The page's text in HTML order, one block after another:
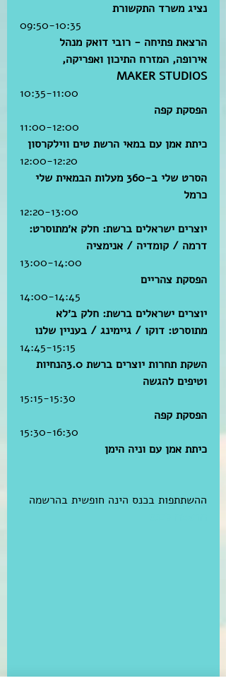
נציג משרד התקשורת
09:50-10:35
הרצאת פתיחה - רובי דואק מנהל
אירופה, המזרח התיכון ואפריקה,
MAKER STUDIOS
10:35-11:00
הפסקת קפה
11:00-12:00
כיתת אמן עם במאי הרשת טים ווילקרסון
12:00-12:20
הסרט שלי ב-360 מעלות הבמאית שלי
כרמל
12:20-13:00
יוצרים ישראלים ברשת: חלק א׳מתוסרט:
דרמה / קומדיה / אנימציה
13:00-14:00
הפסקת צהריים
14:00-14:45
יוצרים ישראלים ברשת: חלק ב׳לא
מתוסרט: דוקו / גיימינג / בעניין שלנו
14:45-15:15
השקת תחרות יוצרים ברשת 3.0הנחיות
וטיפים להגשה
15:15-15:30
הפסקת קפה
15:30-16:30
כיתת אמן עם וניה הימן
ההשתתפות בכנס הינה חופשית בהרשמה